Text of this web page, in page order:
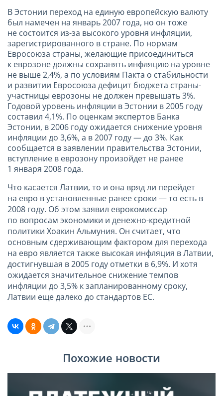
В Эстонии переход на единую европейскую валюту
был намечен на январь 2007 года, но он тоже
не состоится из-за высокого уровня инфляции,
зарегистрированного в стране. По нормам
Евросоюза страны, желающие присоединиться
к еврозоне должны сохранять инфляцию на уровне
не выше 2,4%, а по условиям Пакта о стабильности
и развитии Евросоюза дефицит бюджета страны-
участницы еврозоны не должен превышать 3%.
Годовой уровень инфляции в Эстонии в 2005 году
составил 4,1%. По оценкам экспертов Банка
Эстонии, в 2006 году ожидается снижение уровня
инфляции до 3,6%, а в 2007 году — до 3%. Как
сообщается в заявлении правительства Эстонии,
вступление в еврозону произойдет не ранее
1 января 2008 года.
Что касается Латвии, то и она вряд ли перейдет
на евро в установленные ранее сроки — то есть в
2008 году. Об этом заявил еврокомиссар
по вопросам экономики и денежно-кредитной
политики Хоакин Альмуния. Он считает, что
основным сдерживающим фактором для перехода
на евро является также высокая инфляция в Латвии,
достигнувшая в 2005 году отметки в 6,9%. И хотя
ожидается значительное снижение темпов
инфляции до 3,5% к запланированному сроку,
Латвии еще далеко до стандартов ЕС.
Похожие новости